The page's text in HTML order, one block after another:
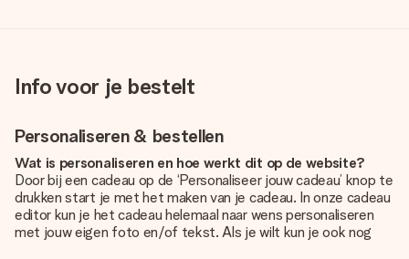
Info voor je bestelt
Personaliseren & bestellen
Wat is personaliseren en hoe werkt dit op de website?
Door bij een cadeau op de ‘Personaliseer jouw cadeau’ knop te
drukken start je met het maken van je cadeau. In onze cadeau
editor kun je het cadeau helemaal naar wens personaliseren
met jouw eigen foto en/of tekst. Als je wilt kun je ook nog